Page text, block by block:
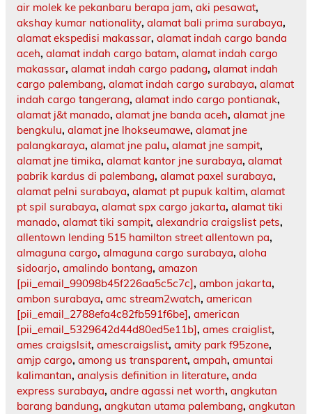
air molek ke pekanbaru berapa jam, aki pesawat,
akshay kumar nationality, alamat bali prima surabaya,
alamat ekspedisi makassar, alamat indah cargo banda
aceh, alamat indah cargo batam, alamat indah cargo
makassar, alamat indah cargo padang, alamat indah
cargo palembang, alamat indah cargo surabaya, alamat
indah cargo tangerang, alamat indo cargo pontianak,
alamat j&t manado, alamat jne banda aceh, alamat jne
bengkulu, alamat jne lhokseumawe, alamat jne
palangkaraya, alamat jne palu, alamat jne sampit,
alamat jne timika, alamat kantor jne surabaya, alamat
pabrik kardus di palembang, alamat paxel surabaya,
alamat pelni surabaya, alamat pt pupuk kaltim, alamat
pt spil surabaya, alamat spx cargo jakarta, alamat tiki
manado, alamat tiki sampit, alexandria craigslist pets,
allentown lending 515 hamilton street allentown pa,
almaguna cargo, almaguna cargo surabaya, aloha
sidoarjo, amalindo bontang, amazon
[pii_email_99098b45f226aa5c5c7c], ambon jakarta,
ambon surabaya, amc stream2watch, american
[pii_email_2788efa4c82fb591f6be], american
[pii_email_5329642d44d80ed5e11b], ames craiglist,
ames craigslsit, amescraigslist, amity park f95zone,
amjp cargo, among us transparent, ampah, amuntai
kalimantan, analysis definition in literature, anda
express surabaya, andre agassi net worth, angkutan
barang bandung, angkutan utama palembang, angkutan